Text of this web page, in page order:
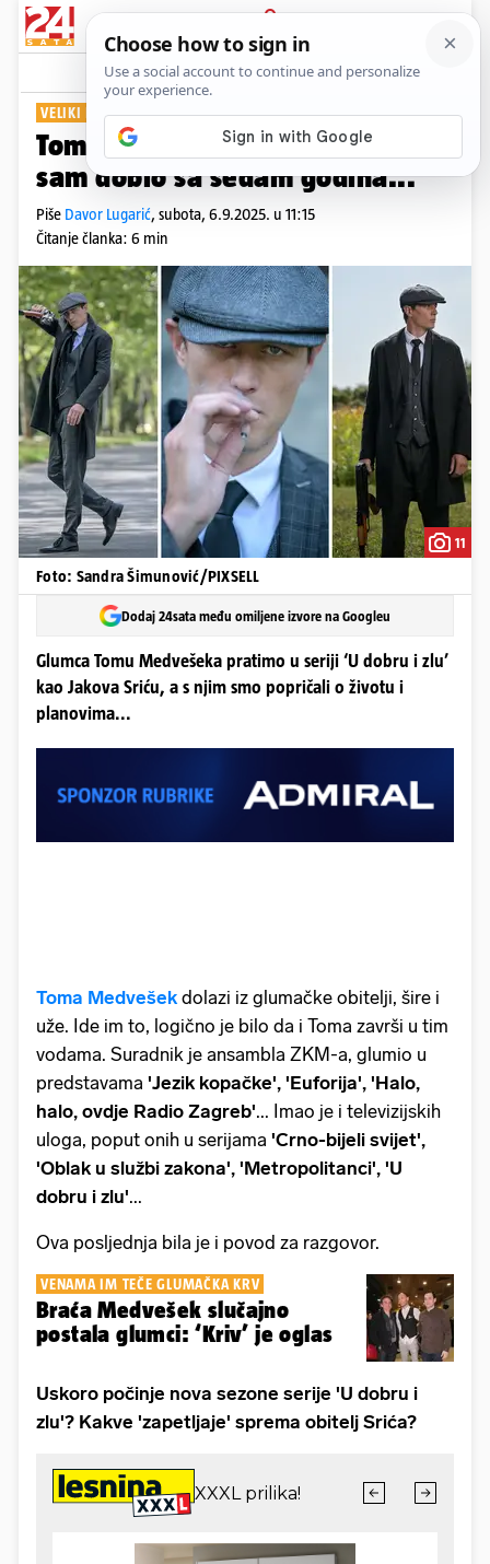
PRIJAVA
Show Komentari
VELIKI INTERVJU ZA 24SATA
Toma Medvešek: Prvu ulogu
sam dobio sa sedam godina...
Piše Davor Lugarić, subota, 6.9.2025. u 11:15
Čitanje članka: 6 min
11
Foto: Sandra Šimunović/PIXSELL
Dodaj 24sata među omiljene izvore na Googleu
Glumca Tomu Medvešeka pratimo u seriji ‘U dobru i zlu’
kao Jakova Sriću, a s njim smo popričali o životu i
planovima...
Toma Medvešek dolazi iz glumačke obitelji, šire i
uže. Ide im to, logično je bilo da i Toma završi u tim
vodama. Suradnik je ansambla ZKM-a, glumio u
predstavama 'Jezik kopačke', 'Euforija', 'Halo,
halo, ovdje Radio Zagreb'... Imao je i televizijskih
uloga, poput onih u serijama 'Crno-bijeli svijet',
'Oblak u službi zakona', 'Metropolitanci', 'U
dobru i zlu'...
Ova posljednja bila je i povod za razgovor.
VENAMA IM TEČE GLUMAČKA KRV
Braća Medvešek slučajno
postala glumci: ‘Kriv’ je oglas
Uskoro počinje nova sezone serije 'U dobru i
zlu'? Kakve 'zapetljaje' sprema obitelj Srića?